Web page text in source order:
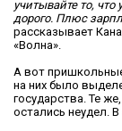
учитывайте то,
дорого. Плюс
рассказывает
«Волна».
А вот
на них было
государства. Те
остались неудел.